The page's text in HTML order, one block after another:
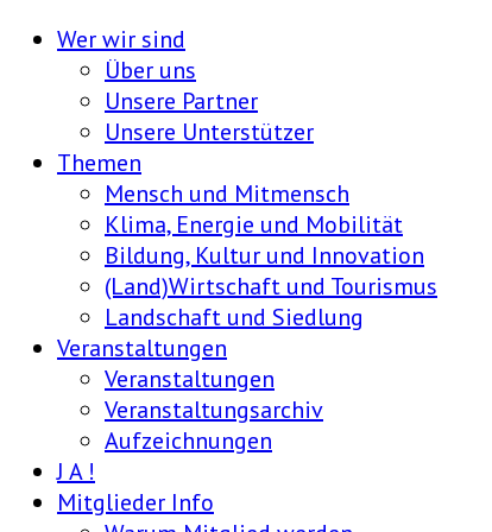
Wer wir sind
Über uns
Unsere Partner
Unsere Unterstützer
Themen
Mensch und Mitmensch
Klima, Energie und Mobilität
Bildung, Kultur und Innovation
(Land)Wirtschaft und Tourismus
Landschaft und Siedlung
Veranstaltungen
Veranstaltungen
Veranstaltungsarchiv
Aufzeichnungen
J A !
Mitglieder Info